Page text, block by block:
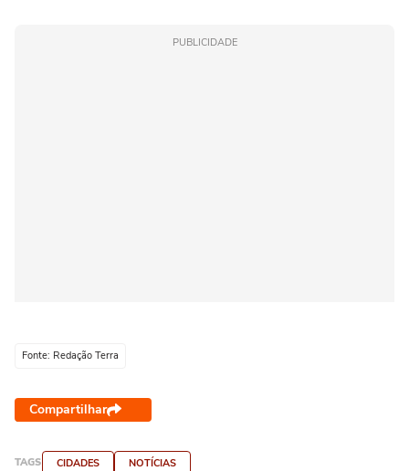
PUBLICIDADE
Fonte: Redação Terra
Compartilhar
TAGS CIDADES NOTÍCIAS